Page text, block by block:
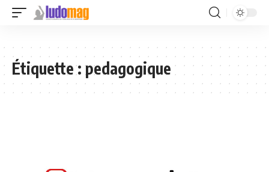
Étiquette :pedagogique